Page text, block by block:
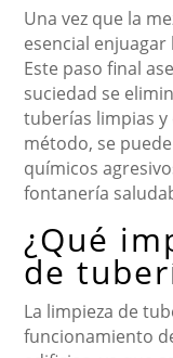
Una vez que la
esencial
Este paso final
suciedad se
tuberías limpias y
método, se
químicos
fontanería
¿Qué
de
La limpieza de
funcionamiento